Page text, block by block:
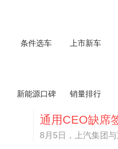
条件选车 上市新车
新能源口碑 销量排行